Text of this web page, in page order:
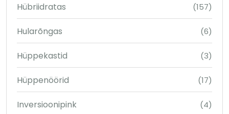
Hübriidratas (157)
Hularõngas (6)
Hüppekastid (3)
Hüppenöörid (17)
Inversioonipink (4)